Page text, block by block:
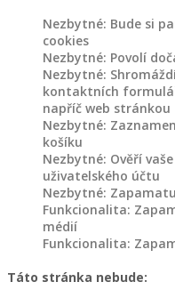
Dřevěný
nábytek
Police
ze
dřeva
Dřevěné
stojany
na
květiny
Jiný
Nezbytné: Bude si
cookies
Nezbytné: Povolí
Nezbytné:
kontaktních
napříč web stránkou
Nezbytné:
košíku
Nezbytné: Ověří
uživatelského účtu
Nezbytné:
Funkcionalita:
médií
Funkcionalita:
Táto stránka nebude: